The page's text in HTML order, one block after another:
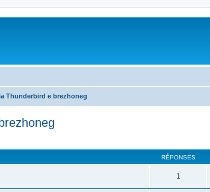
Thunderbird e brezhoneg
RÉPONSES
1